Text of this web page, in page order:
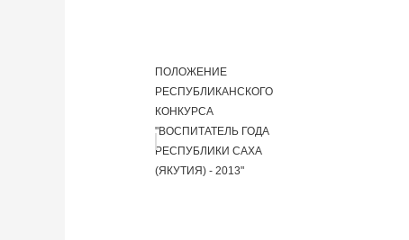
ПОЛОЖЕНИЕ
РЕСПУБЛИКАНСКОГО
КОНКУРСА
"ВОСПИТАТЕЛЬ ГОДА
РЕСПУБЛИКИ САХА
(ЯКУТИЯ) - 2013"